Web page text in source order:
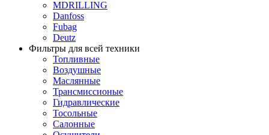
MDRILLING
Danfoss
Fubag
Deutz
Фильтры для всей техники
Топливные
Воздушные
Маслянные
Трансмиссионые
Гидравлические
Тосольные
Салонные